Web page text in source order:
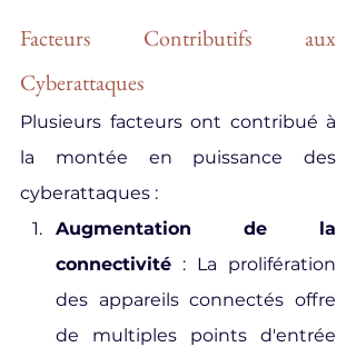
Facteurs Contributifs aux
Cyberattaques
Plusieurs facteurs ont contribué à
la montée en puissance des
cyberattaques :
Augmentation de la
connectivité : La prolifération
des appareils connectés offre
de multiples points d'entrée